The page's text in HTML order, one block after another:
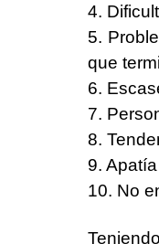
4.
5.
que
6.
7.
8.
9.
10. No